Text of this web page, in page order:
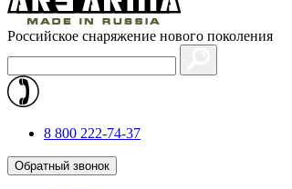
Российское снаряжение нового поколения
8 800 222-74-37
Обратный звонок